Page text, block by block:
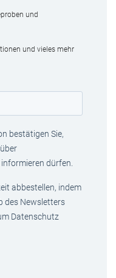
und
und vieles mehr
bestätigen Sie,
dürfen.
abbestellen, indem
des Newsletters
Datenschutz